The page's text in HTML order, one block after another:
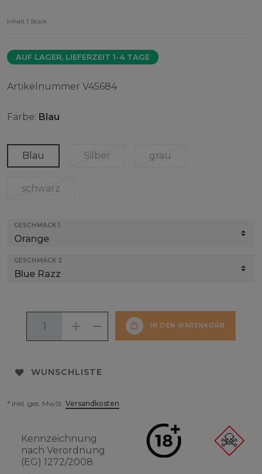
Inhalt 1 Stück
AUF LAGER, LIEFERZEIT 1-4 TAGE
Artikelnummer V45684
Farbe: Blau
Blau Silber grau
schwarz
GESCHMACK 1
GESCHMACK 2
IN DEN WARENKORB
WUNSCHLISTE
* inkl. ges. MwSt. Versandkosten
Kennzeichnung
nach Verordnung
(EG) 1272/2008